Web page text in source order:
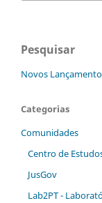
Pesquisar
Novos
Categorias
Comunidades
Centro de
JusGov
Lab2PT -